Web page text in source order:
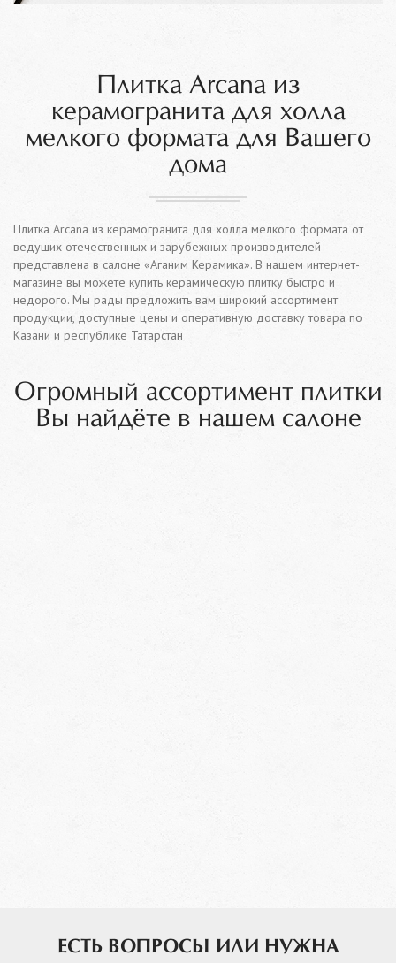
Плитка Arcana из
керамогранита для холла
мелкого формата для Вашего
дома
Плитка Arcana из керамогранита для холла мелкого формата от
ведущих отечественных и зарубежных производителей
представлена в салоне «Аганим Керамика». В нашем интернет-
магазине вы можете купить керамическую плитку быстро и
недорого. Мы рады предложить вам широкий ассортимент
продукции, доступные цены и оперативную доставку товара по
Казани и республике Татарстан
Огромный ассортимент плитки
Вы найдёте в нашем салоне
ЕСТЬ ВОПРОСЫ ИЛИ НУЖНА